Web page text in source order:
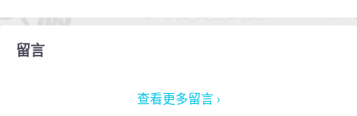
留言
查看更多留言 ›